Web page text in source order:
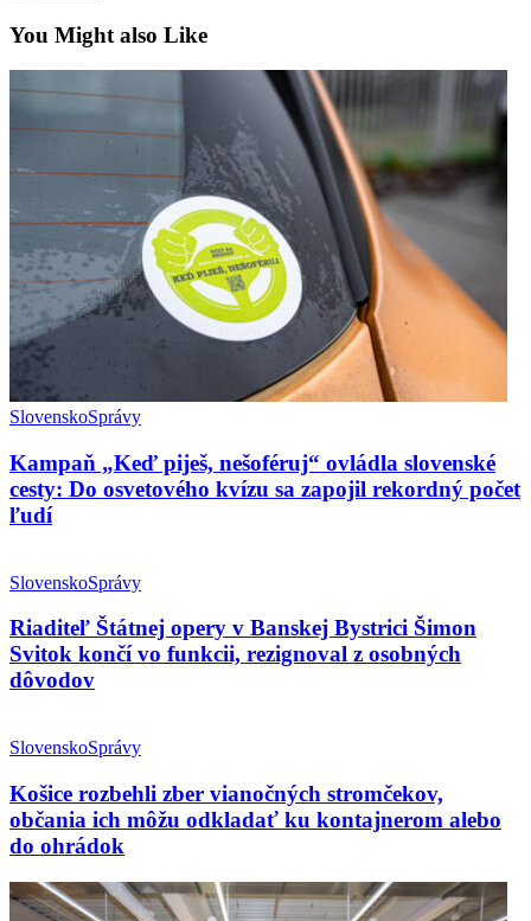
You Might also Like
SlovenskoSprávy
Kampaň „Keď piješ, nešoféruj“ ovládla slovenské
cesty: Do osvetového kvízu sa zapojil rekordný počet
ľudí
SlovenskoSprávy
Riaditeľ Štátnej opery v Banskej Bystrici Šimon
Svitok končí vo funkcii, rezignoval z osobných
dôvodov
SlovenskoSprávy
Košice rozbehli zber vianočných stromčekov,
občania ich môžu odkladať ku kontajnerom alebo
do ohrádok